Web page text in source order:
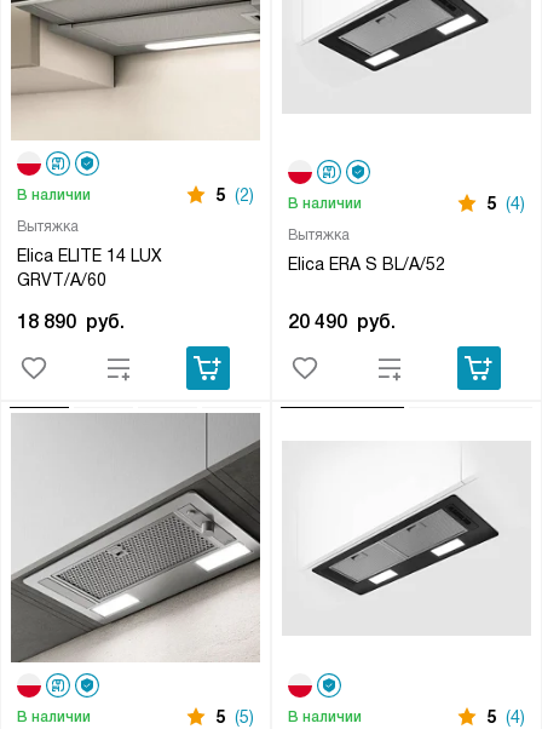
Вытяжка
Elica ELITE 14 LUX
GRVT/A/60
В наличии 5 (2)
18 890 руб.
Вытяжка
Elica ERA S BL/A/52
В наличии 5 (4)
20 490 руб.
В наличии 5 (5) В наличии 5 (4)